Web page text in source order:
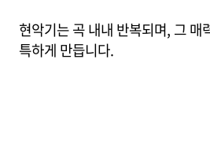
현악기는 곡 내내 반복되며, 그 매
특하게 만듭니다.